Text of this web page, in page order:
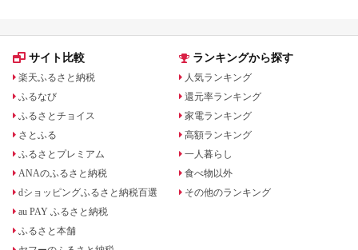
サイト比較
楽天ふるさと納税
ふるなび
ふるさとチョイス
さとふる
ふるさとプレミアム
ANAのふるさと納税
dショッピングふるさと納税百選
au PAY ふるさと納税
ふるさと本舗
ランキングから探す
人気ランキング
還元率ランキング
家電ランキング
高額ランキング
一人暮らし
食べ物以外
その他のランキング